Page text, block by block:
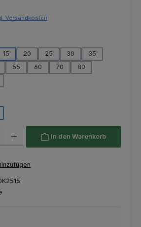
Versandkosten
15 20 25 30
35
55 60 70
80
In den Warenkorb